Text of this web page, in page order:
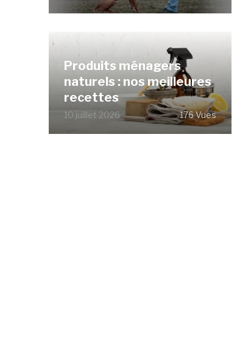
Produits ménagers
naturels : nos meilleures
recettes
10 juillet 2026 176 Vues